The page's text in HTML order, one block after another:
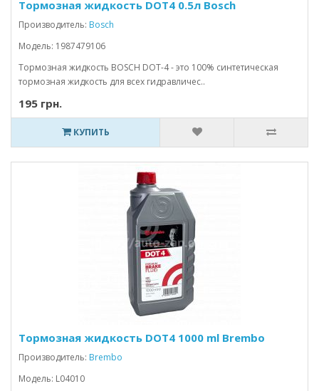
Тормозная жидкость DOT4 0.5л Bosch
Производитель: Bosch
Модель: 1987479106
Тормозная жидкость BOSCH DOT-4 - это 100% синтетическая
тормозная жидкость для всех гидравличес..
195 грн.
КУПИТЬ
Тормозная жидкость DOT4 1000 ml Brembo
Производитель: Brembo
Модель: L04010